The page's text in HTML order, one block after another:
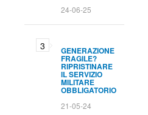
24-06-25
GENERAZIONE
FRAGILE?
RIPRISTINARE
IL SERVIZIO
MILITARE
OBBLIGATORIO
21-05-24